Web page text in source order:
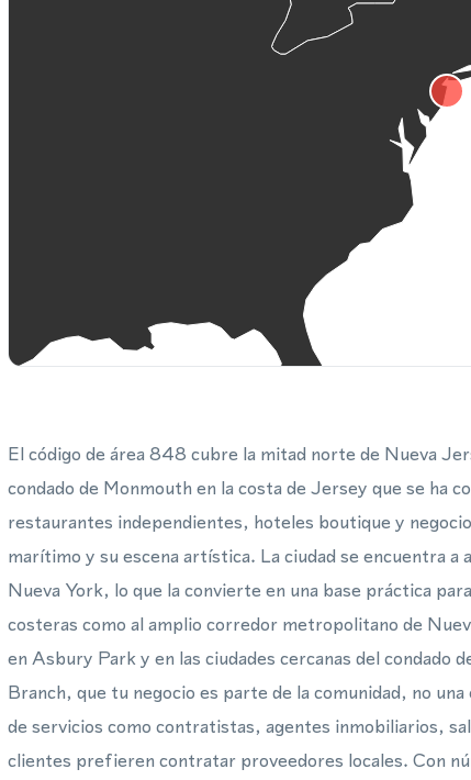
El código de área 848 cubre la mitad norte de Nueva
condado de Monmouth en la costa de Jersey que se ha
restaurantes independientes, hoteles boutique y
marítimo y su escena artística. La ciudad se encuentra a
Nueva York, lo que la convierte en una base práctica
costeras como al amplio corredor metropolitano de
en Asbury Park y en las ciudades cercanas del
Branch, que tu negocio es parte de la comunidad, no
de servicios como contratistas, agentes inmobiliarios,
clientes prefieren contratar proveedores locales. Con